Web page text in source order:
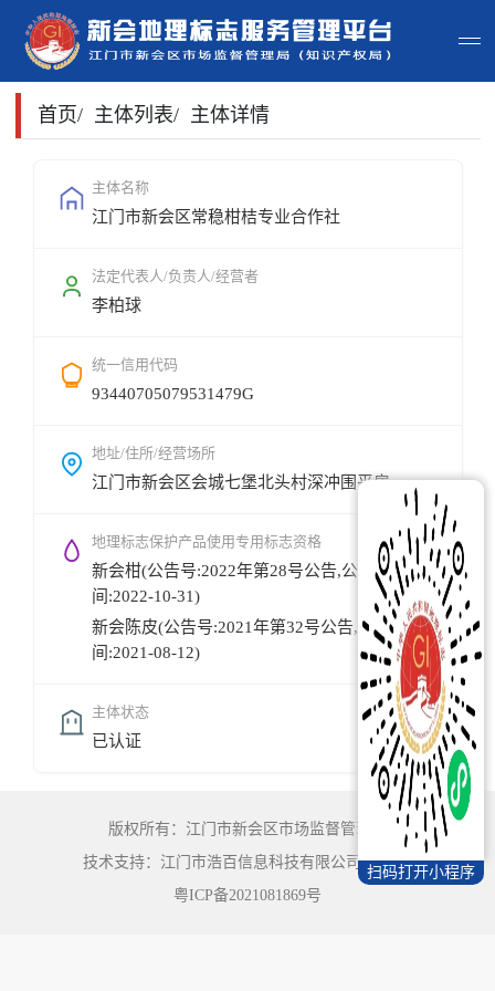
首页
政策法规
申请指南
地标地图
用户登录
首页/ 主体列表/ 主体详情
主体名称
江门市新会区常稳柑桔专业合作社
法定代表人/负责人/经营者
李柏球
统一信用代码
93440705079531479G
地址/住所/经营场所
江门市新会区会城七堡北头村深冲围平房
地理标志保护产品使用专用标志资格
新会柑(公告号:2022年第28号公告,公告时
间:2022-10-31)
新会陈皮(公告号:2021年第32号公告,公告时
间:2021-08-12)
主体状态
已认证
扫码打开小程序
版权所有：江门市新会区市场监督管理局
技术支持：江门市浩百信息科技有限公司©2022
粤ICP备2021081869号